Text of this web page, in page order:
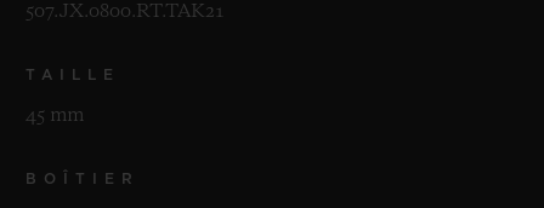
507.JX.0800.RT.TAK21
TAILLE
45 mm
BOÎTIER